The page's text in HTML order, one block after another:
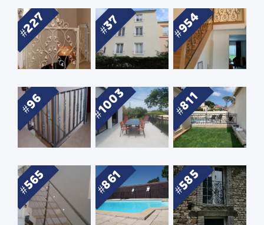
227 37 954
96 1003 811
565 861 585